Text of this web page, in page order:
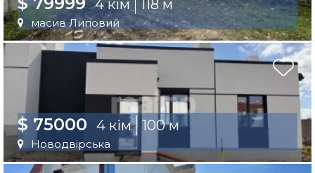
4 кім 118 м
масив Липовий
$ 75000 4 кім 100 м
Новодвірська